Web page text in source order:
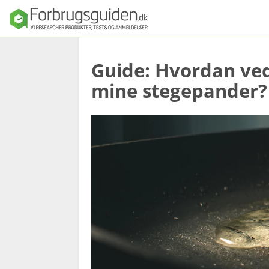
Seng
Madras
sengetøj
Guide: Hvordan
mine stegepander?